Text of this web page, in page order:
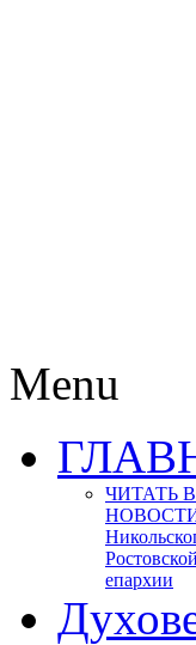
Menu
ЧИТАТЬ
епархии